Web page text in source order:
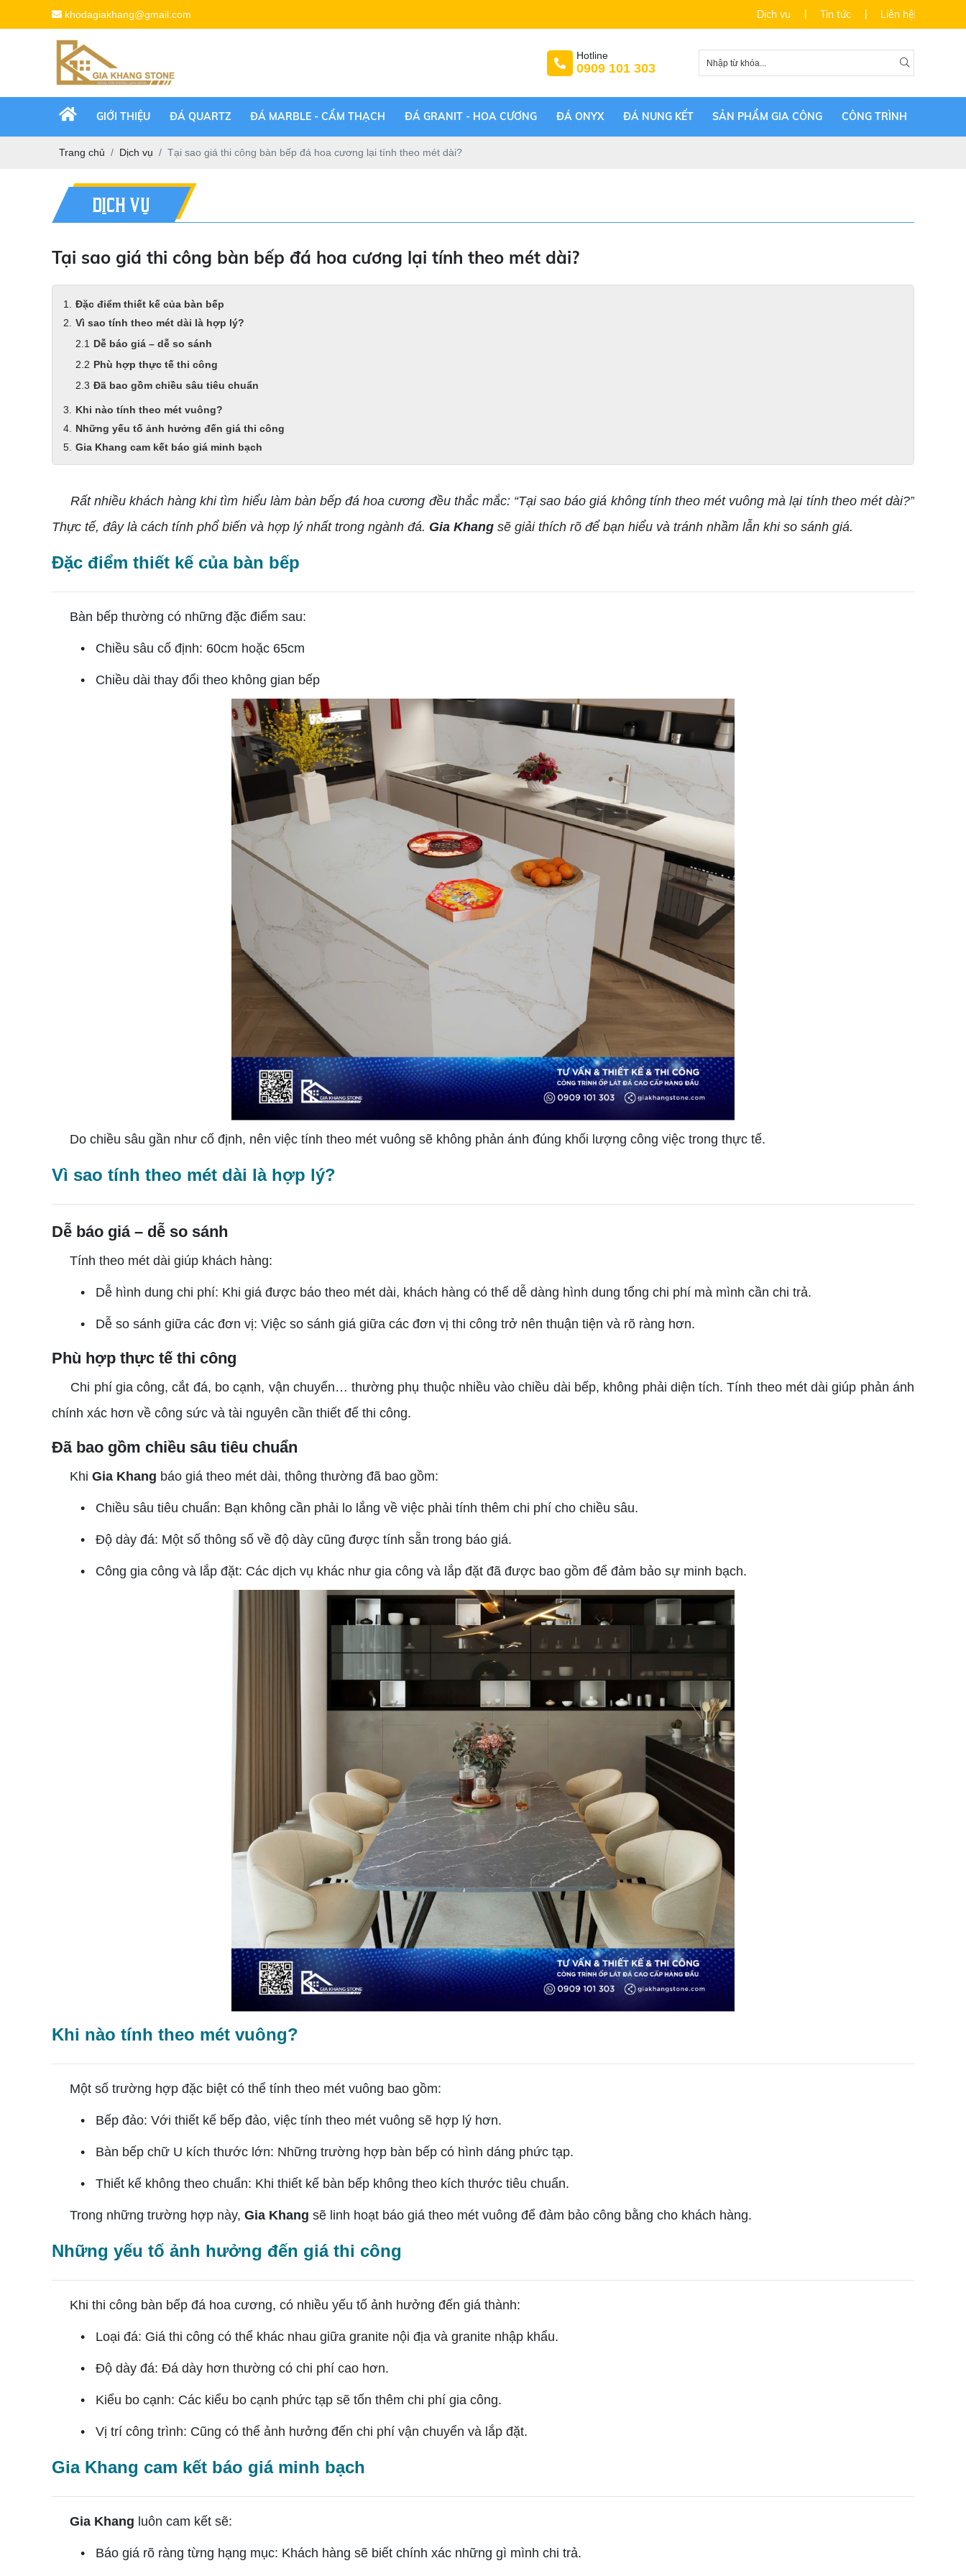
khodagiakhang@gmail.com Dịch vụ Tin tức Liên hệ
Hotline
0909 101 303
GIỚI THIỆU ĐÁ QUARTZ ĐÁ MARBLE - CẨM THẠCH ĐÁ GRANIT - HOA CƯƠNG ĐÁ ONYX ĐÁ NUNG KẾT SẢN PHẨM GIA CÔNG CÔNG TRÌNH
Trang chủ Dịch vụ Tại sao giá thi công bàn bếp đá hoa cương lại tính theo mét dài?
DỊCH VỤ
Tại sao giá thi công bàn bếp đá hoa cương lại tính theo mét dài?
Đặc điểm thiết kế của bàn bếp
Vì sao tính theo mét dài là hợp lý?
Dễ báo giá – dễ so sánh
Phù hợp thực tế thi công
Đã bao gồm chiều sâu tiêu chuẩn
Khi nào tính theo mét vuông?
Những yếu tố ảnh hưởng đến giá thi công
Gia Khang cam kết báo giá minh bạch
Rất nhiều khách hàng khi tìm hiểu làm bàn bếp đá hoa cương đều thắc mắc: “Tại sao báo giá không tính theo mét vuông mà lại tính theo mét dài?”
Thực tế, đây là cách tính phổ biến và hợp lý nhất trong ngành đá. Gia Khang sẽ giải thích rõ để bạn hiểu và tránh nhầm lẫn khi so sánh giá.
Đặc điểm thiết kế của bàn bếp
Bàn bếp thường có những đặc điểm sau:
• Chiều sâu cố định: 60cm hoặc 65cm
• Chiều dài thay đổi theo không gian bếp
Do chiều sâu gần như cố định, nên việc tính theo mét vuông sẽ không phản ánh đúng khối lượng công việc trong thực tế.
Vì sao tính theo mét dài là hợp lý?
Dễ báo giá – dễ so sánh
Tính theo mét dài giúp khách hàng:
• Dễ hình dung chi phí: Khi giá được báo theo mét dài, khách hàng có thể dễ dàng hình dung tổng chi phí mà mình cần chi trả.
• Dễ so sánh giữa các đơn vị: Việc so sánh giá giữa các đơn vị thi công trở nên thuận tiện và rõ ràng hơn.
Phù hợp thực tế thi công
Chi phí gia công, cắt đá, bo cạnh, vận chuyển… thường phụ thuộc nhiều vào chiều dài bếp, không phải diện tích. Tính theo mét dài giúp phản ánh
chính xác hơn về công sức và tài nguyên cần thiết để thi công.
Đã bao gồm chiều sâu tiêu chuẩn
Khi Gia Khang báo giá theo mét dài, thông thường đã bao gồm:
• Chiều sâu tiêu chuẩn: Bạn không cần phải lo lắng về việc phải tính thêm chi phí cho chiều sâu.
• Độ dày đá: Một số thông số về độ dày cũng được tính sẵn trong báo giá.
• Công gia công và lắp đặt: Các dịch vụ khác như gia công và lắp đặt đã được bao gồm để đảm bảo sự minh bạch.
Khi nào tính theo mét vuông?
Một số trường hợp đặc biệt có thể tính theo mét vuông bao gồm:
• Bếp đảo: Với thiết kế bếp đảo, việc tính theo mét vuông sẽ hợp lý hơn.
• Bàn bếp chữ U kích thước lớn: Những trường hợp bàn bếp có hình dáng phức tạp.
• Thiết kế không theo chuẩn: Khi thiết kế bàn bếp không theo kích thước tiêu chuẩn.
Trong những trường hợp này, Gia Khang sẽ linh hoạt báo giá theo mét vuông để đảm bảo công bằng cho khách hàng.
Những yếu tố ảnh hưởng đến giá thi công
Khi thi công bàn bếp đá hoa cương, có nhiều yếu tố ảnh hưởng đến giá thành:
• Loại đá: Giá thi công có thể khác nhau giữa granite nội địa và granite nhập khẩu.
• Độ dày đá: Đá dày hơn thường có chi phí cao hơn.
• Kiểu bo cạnh: Các kiểu bo cạnh phức tạp sẽ tốn thêm chi phí gia công.
• Vị trí công trình: Cũng có thể ảnh hưởng đến chi phí vận chuyển và lắp đặt.
Gia Khang cam kết báo giá minh bạch
Gia Khang luôn cam kết sẽ:
• Báo giá rõ ràng từng hạng mục: Khách hàng sẽ biết chính xác những gì mình chi trả.